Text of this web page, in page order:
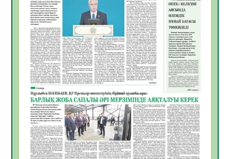
Қазақстан Орталық Азиядағы көшуге ең
қолайлы ел атанды
05.08.2026
32
Өрт қауіпсіздігі талаптарын сақтау – әр
азаматтың міндеті
05.08.2026
32
Руслан Рүстемұлы облыс әкімінің
кеңесшісі болып тағайындалды
05.08.2026
29
Цифрландыру саласын дамыту аясында
салынатын жаңа орталықтың жобасы
талқыланды